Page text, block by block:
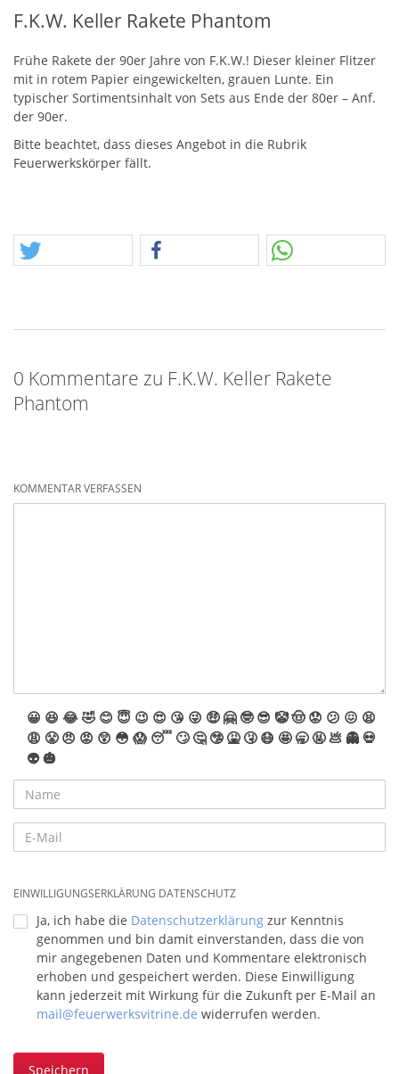
F.K.W. Keller Rakete Phantom
Frühe Rakete der 90er Jahre von F.K.W.! Dieser kleiner Flitzer
mit in rotem Papier eingewickelten, grauen Lunte. Ein
typischer Sortimentsinhalt von Sets aus Ende der 80er – Anf.
der 90er.
Bitte beachtet, dass dieses Angebot in die Rubrik
Feuerwerkskörper fällt.
0 Kommentare zu F.K.W. Keller Rakete
Phantom
KOMMENTAR VERFASSEN
😀 😆 😂🤣 😊 😇 😉 😍 😘 😜 🤑 🤗 🤓 😎 🤡🤠 😟 😕 😖 😫
😩 😤 😠 😡 😲 😳 😱 😴 🙄 🤔 🤥 🤮 🤧 😷 🤩 🥱 🤬 💩 👻 💀
👽 🎃
EINWILLIGUNGSERKLÄRUNG DATENSCHUTZ
Ja, ich habe die Datenschutzerklärung zur Kenntnis
genommen und bin damit einverstanden, dass die von
mir angegebenen Daten und Kommentare elektronisch
erhoben und gespeichert werden. Diese Einwilligung
kann jederzeit mit Wirkung für die Zukunft per E-Mail an
mail@feuerwerksvitrine.de widerrufen werden.
Speichern